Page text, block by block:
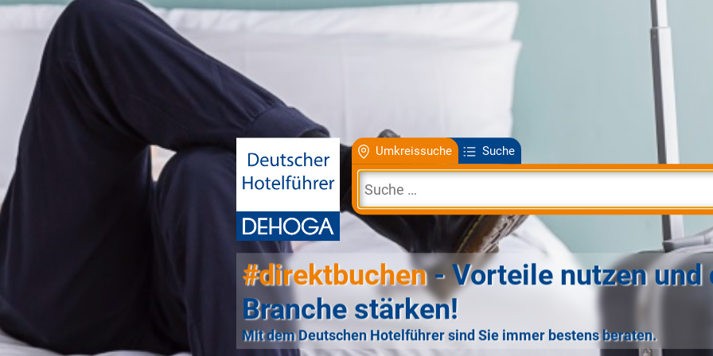
Umkreissuche Suche
#direktbuchen- Vorteile nutzen und
Branche stärken!
Mit dem Deutschen Hotelführer sind Sie immer bestens beraten.